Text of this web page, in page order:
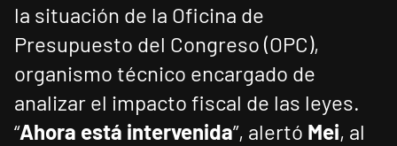
la situación de la Oficina de
Presupuesto del Congreso (OPC),
organismo técnico encargado de
analizar el impacto fiscal de las leyes.
“Ahora está intervenida”, alertó Mei, al